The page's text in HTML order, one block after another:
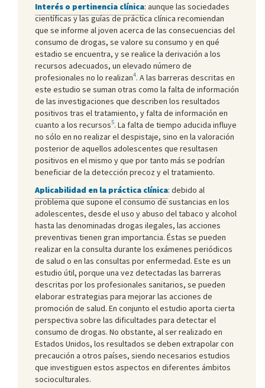
Interés o pertinencia clínica: aunque las sociedades
científicas y las guías de práctica clínica recomiendan
que se informe al joven acerca de las consecuencias del
consumo de drogas, se valore su consumo y en qué
estadio se encuentra, y se realice la derivación a los
recursos adecuados, un elevado número de
profesionales no lo realizan4. A las barreras descritas en
este estudio se suman otras como la falta de información
de las investigaciones que describen los resultados
positivos tras el tratamiento, y falta de información en
cuanto a los recursos5. La falta de tiempo aducida influye
no sólo en no realizar el despistaje, sino en la valoración
posterior de aquellos adolescentes que resultasen
positivos en el mismo y que por tanto más se podrían
beneficiar de la detección precoz y el tratamiento.
Aplicabilidad en la práctica clínica: debido al
problema que supone el consumo de sustancias en los
adolescentes, desde el uso y abuso del tabaco y alcohol
hasta las denominadas drogas ilegales, las acciones
preventivas tienen gran importancia. Éstas se pueden
realizar en la consulta durante los exámenes periódicos
de salud o en las consultas por enfermedad. Este es un
estudio útil, porque una vez detectadas las barreras
descritas por los profesionales sanitarios, se pueden
elaborar estrategias para mejorar las acciones de
promoción de salud. En conjunto el estudio aporta cierta
perspectiva sobre las dificultades para detectar el
consumo de drogas. No obstante, al ser realizado en
Estados Unidos, los resultados se deben extrapolar con
precaución a otros países, siendo necesarios estudios
que investiguen estos aspectos en diferentes ámbitos
socioculturales.